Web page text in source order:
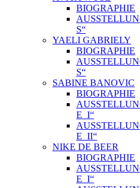
BIOGRAPHIE
S“
YAELI GABRIELY
BIOGRAPHIE
S“
SABINE BANOVIC
BIOGRAPHIE
E_I“
E_II“
NIKE DE BEER
BIOGRAPHIE
E_I“